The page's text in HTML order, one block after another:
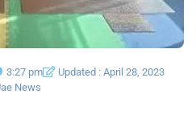
3:27 pm
Updated : April 28, 2023
News